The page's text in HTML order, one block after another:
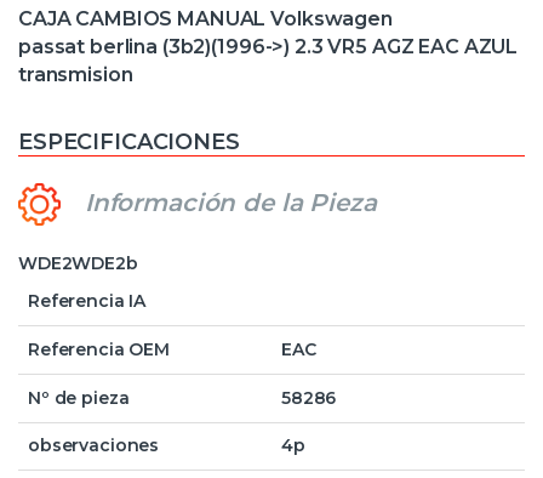
CAJA CAMBIOS MANUAL Volkswagen
passat berlina (3b2)(1996->) 2.3 VR5 AGZ EAC AZUL
transmision
ESPECIFICACIONES
Información de la Pieza
WDE2WDE2b
Referencia IA
Referencia OEM EAC
Nº de pieza 58286
observaciones 4p